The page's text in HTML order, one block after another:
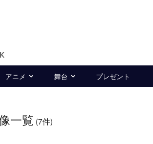
アニメ 舞台 プレゼント
一覧 (7件)